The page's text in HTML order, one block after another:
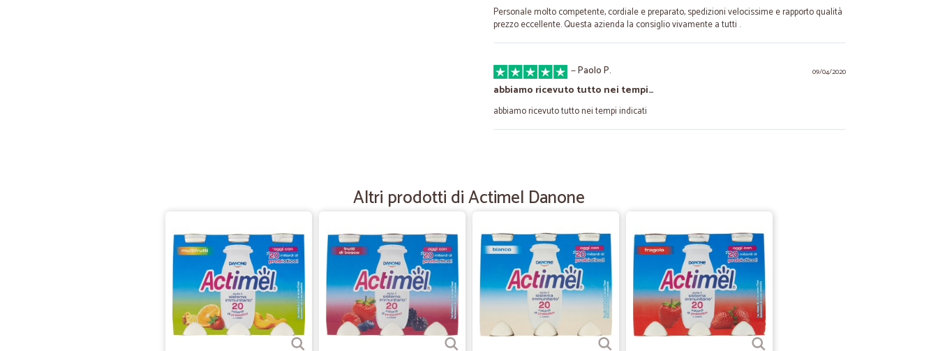
Personale molto competente, cordiale e preparato, spedizioni velocissime e rapporto qualità
prezzo eccellente. Questa azienda la consiglio vivamente a tutti .
09/04/2020
—Paolo P.
abbiamo ricevuto tutto nei tempi…
abbiamo ricevuto tutto nei tempi indicati
Ordine arrivato in tempo reale tutto gli articoli disponibili ! Bravi
—Annalisa D.
Peccato perche il camion non può salire…
Peccato perche il camion non può salire dalla salita di casa e quindi ho dovuto trasportare le
scatole pesanti fino su... Ma per il resto ottimo!
Fabio R.
Altri prodotti di Actimel Danone